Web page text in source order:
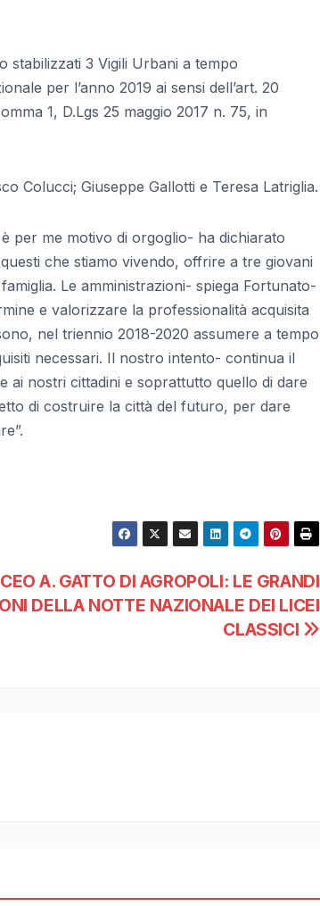
stabilizzati 3 Vigili Urbani a tempo
per l’anno 2019 ai sensi dell’art. 20
1, D.Lgs 25 maggio 2017 n. 75, in
Colucci; Giuseppe Gallotti e Teresa Latriglia.
per me motivo di orgoglio- ha dichiarato
che stiamo vivendo, offrire a tre giovani
Le amministrazioni- spiega Fortunato-
e valorizzare la professionalità acquisita
nel triennio 2018-2020 assumere a tempo
necessari. Il nostro intento- continua il
ai nostri cittadini e soprattutto quello di dare
di costruire la città del futuro, per dare
A. GATTO DI AGROPOLI: LE GRANDI
DELLA NOTTE NAZIONALE DEI LICEI
CLASSICI